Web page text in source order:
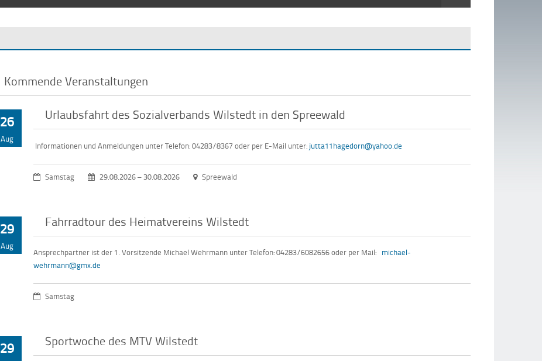
Kommende Veranstaltungen
26
Aug
Urlaubsfahrt des Sozialverbands Wilstedt in den Spreewald
Informationen und Anmeldungen unter Telefon: 04283/8367 oder per E-Mail unter: jutta11hagedorn@yahoo.de
Samstag 29.08.2026 – 30.08.2026 Spreewald
29
Aug
Fahrradtour des Heimatvereins Wilstedt
Ansprechpartner ist der 1. Vorsitzende Michael Wehrmann unter Telefon: 04283/6082656 oder per Mail: michael-
wehrmann@gmx.de
Samstag
29 Sportwoche des MTV Wilstedt